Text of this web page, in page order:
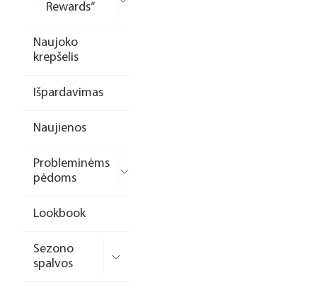
Rewards“
Naujoko
krepšelis
Išpardavimas
Naujienos
Probleminėms
pėdoms
Lookbook
Sezono
spalvos